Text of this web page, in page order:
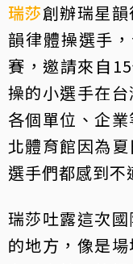
瑞莎創辦瑞星
韻律體操選手
賽，邀請來自
操的小選手在
各個單位、企
北體育館因為
選手們都感到不
瑞莎吐露這次
的地方，像是